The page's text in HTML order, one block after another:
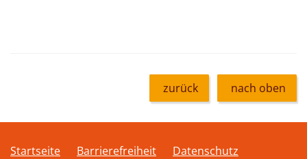
zurück nach oben
Startseite Barrierefreiheit
Datenschutz